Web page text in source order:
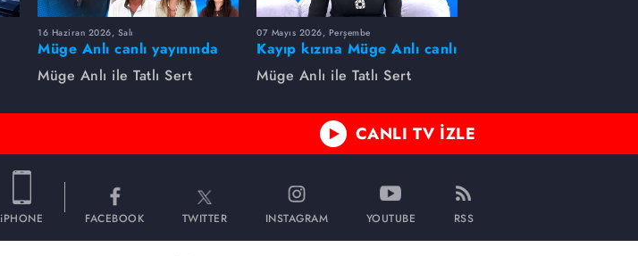
16 Haziran 2026, Salı
Müge Anlı canlı yayınında
dikkat çeken gelişmeler
yaşandı. Kayıp,
Müge Anlı ile Tatlı Sert
07 Mayıs 2026, Perşembe
Kayıp kızına Müge Anlı canlı
yayında kavuştu
Müge Anlı ile Tatlı Sert
CANLI TV İZLE
iPHONE FACEBOOK TWITTER INSTAGRAM YOUTUBE RSS